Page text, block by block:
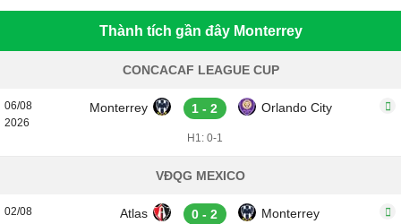
Thành tích gần đây Monterrey
CONCACAF LEAGUE CUP
06/08
2026
Monterrey 1 - 2 Orlando City
H1: 0-1
VĐQG MEXICO
02/08
Atlas 0 - 2 Monterrey